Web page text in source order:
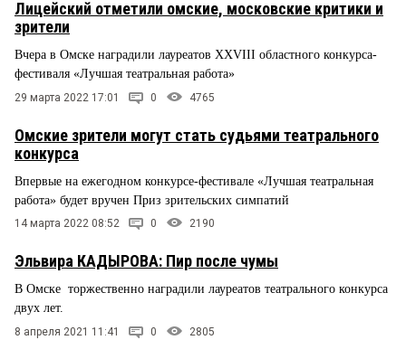
СТИЛЬ ЖИЗНИ
Лицейский отметили омские, московские критики и
зрители
Вчера в Омске наградили лауреатов XXVIII областного конкурса-
фестиваля «Лучшая театральная работа»
29 марта 2022 17:01 0 4765
Омские зрители могут стать судьями театрального
конкурса
Впервые на ежегодном конкурсе-фестивале «Лучшая театральная
работа» будет вручен Приз зрительских симпатий
14 марта 2022 08:52 0 2190
Эльвира КАДЫРОВА: Пир после чумы
В Омске торжественно наградили лауреатов театрального конкурса
двух лет.
8 апреля 2021 11:41 0 2805